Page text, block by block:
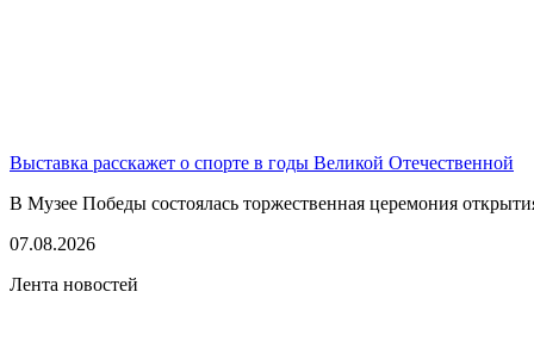
Выставка расскажет о спорте в годы Великой Отечественной
В Музее Победы состоялась торжественная церемония
07.08.2026
Лента новостей